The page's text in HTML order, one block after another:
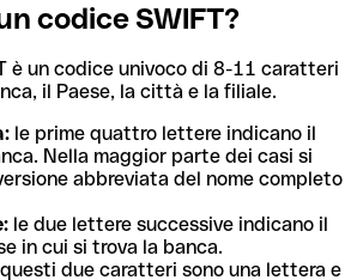
codice SWIFT?
è un codice univoco di 8-11 caratteri
il Paese, la città e la filiale.
le prime quattro lettere indicano il
Nella maggior parte dei casi si
abbreviata del nome completo
le due lettere successive indicano il
in cui si trova la banca.
questi due caratteri sono una lettera e